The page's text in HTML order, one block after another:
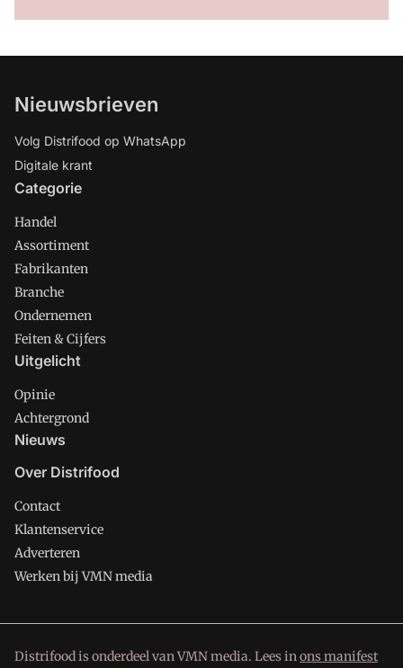
Nieuwsbrieven
Volg Distrifood op WhatsApp
Digitale krant
Categorie
Handel
Assortiment
Fabrikanten
Branche
Ondernemen
Feiten & Cijfers
Uitgelicht
Opinie
Achtergrond
Nieuws
Over Distrifood
Contact
Klantenservice
Adverteren
Werken bij VMN media
Distrifood is onderdeel van VMN media. Lees inons manifest